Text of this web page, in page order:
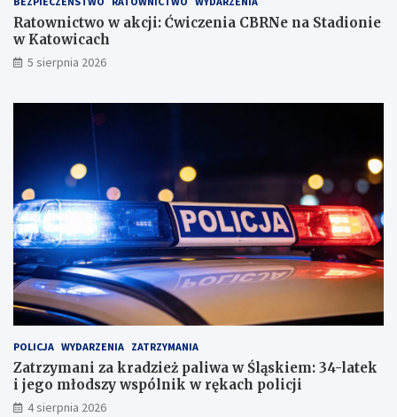
Ratownictwo w akcji: Ćwiczenia CBRNe na Stadionie
w Katowicach
5 sierpnia 2026
POLICJA WYDARZENIA ZATRZYMANIA
Zatrzymani za kradzież paliwa w Śląskiem: 34-latek
i jego młodszy wspólnik w rękach policji
4 sierpnia 2026